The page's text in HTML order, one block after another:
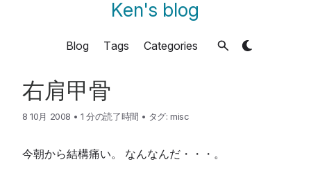
Ken's blog
Blog Tags Categories
右肩甲骨
8 10月 2008 • 1 分の読了時間 • タグ:misc
今朝から結構痛い。 なんなんだ・・・。